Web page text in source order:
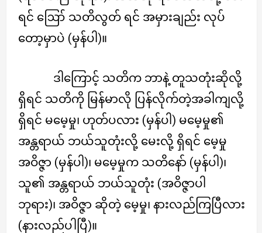
ရင် ဪ သတိလွတ် ရင် အမှားချည်း လုပ်
တော့မှာပဲ (မှန်ပါ)။
ဒါကြောင့် သတိက ဘာနဲ့ တူသတုံးဆိုလို့
ရှိရင် သတိကို မြန်မာလို ပြန်လိုက်တဲ့အခါကျလို့
ရှိရင် မမေ့မှု၊ ဟုတ်ပလား (မှန်ပါ) မမေ့မှု၏
အန္တရာယ် ဘယ်သူတုံးလို့ မေးလို့ ရှိရင် မေ့မှု
အဝိဇ္ဇာ (မှန်ပါ)၊ မမေ့မှုက သတိနော် (မှန်ပါ)၊
သူ၏ အန္တရာယ် ဘယ်သူတုံး (အဝိဇ္ဇာပါ
ဘုရား)၊ အဝိဇ္ဇာ ဆိုတဲ့ မေ့မှု၊ နားလည်ကြပြီလား
(နားလည်ပါပြီ)။